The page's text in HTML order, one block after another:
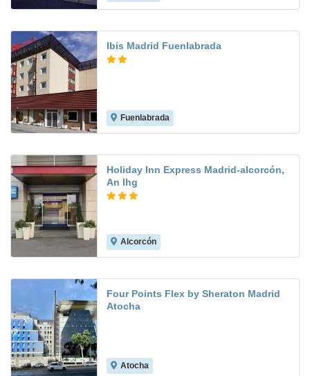
Ibis Madrid Fuenlabrada
Fuenlabrada
Holiday Inn Express Madrid-alcorcón,
An Ihg
Alcorcón
Four Points Flex by Sheraton Madrid
Atocha
Atocha